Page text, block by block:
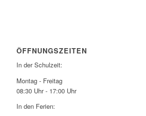
ÖFFNUNGSZEITEN
In der Schulzeit:
Montag - Freitag
08:30 Uhr - 17:00 Uhr
In den Ferien: